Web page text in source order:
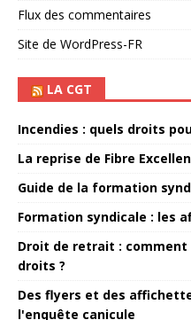
Flux des commentaires
Site de WordPress-FR
LA CGT
Incendies : quels droits
La reprise de Fibre
Guide de la formation
Formation syndicale : les
Droit de retrait :
droits ?
Des flyers et des
l'enquête canicule